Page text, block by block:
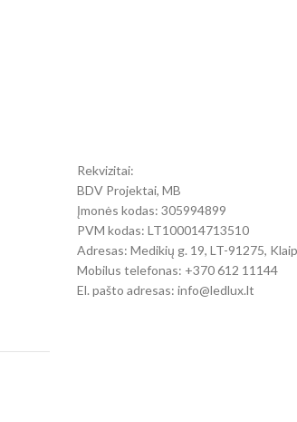
Rekvizitai:
BDV Projektai, MB
Įmonės kodas: 305994899
PVM kodas: LT100014713510
Adresas: Medikių g. 19, LT-91275,
Mobilus telefonas: +370 612 11144
El. pašto adresas: info@ledlux.lt